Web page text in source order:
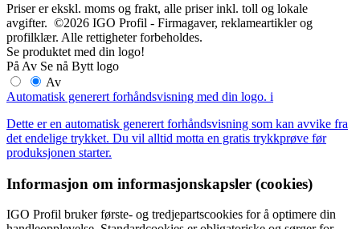
Priser er ekskl. moms og frakt, alle priser inkl. toll og lokale
avgifter. ©2026 IGO Profil - Firmagaver, reklameartikler og
profilklær. Alle rettigheter forbeholdes.
Se produktet med din logo!
På Av Se nå Bytt logo
Av
Automatisk generert forhåndsvisning med din logo. i
Dette er en automatisk generert forhåndsvisning som kan avvike fra
det endelige trykket. Du vil alltid motta en gratis trykkprøve før
produksjonen starter.
Informasjon om informasjonskapsler (cookies)
IGO Profil bruker første- og tredjepartscookies for å optimere din